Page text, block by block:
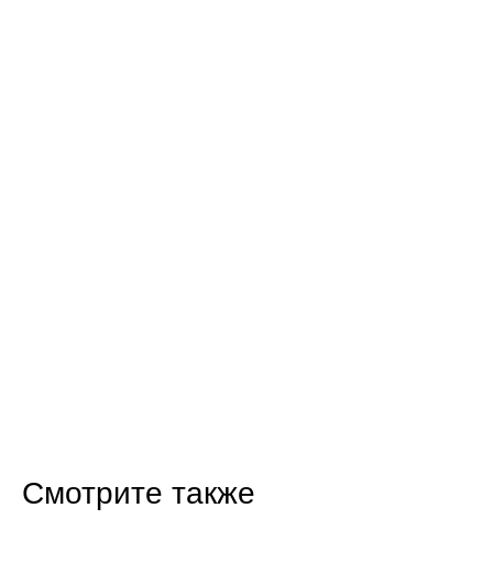
Смотрите также